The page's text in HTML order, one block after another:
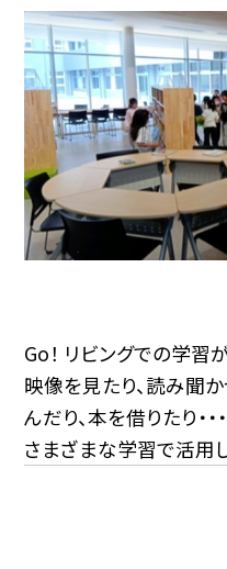
Go！ リビングでの学習
映像を見たり、読み聞
んだり、本を借りたり・・・
さまざまな学習で活用し